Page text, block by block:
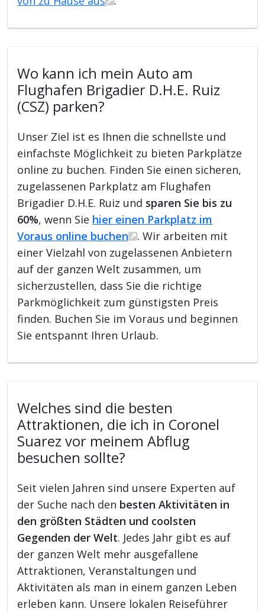
Wo kann ich mein Auto am
Flughafen Brigadier D.H.E. Ruiz
(CSZ) parken?
Unser Ziel ist es Ihnen die schnellste und
einfachste Möglichkeit zu bieten Parkplätze
online zu buchen. Finden Sie einen sicheren,
zugelassenen Parkplatz am Flughafen
Brigadier D.H.E. Ruiz und sparen Sie bis zu
60%, wenn Sie hier einen Parkplatz im
Voraus online buchen
. Wir arbeiten mit
einer Vielzahl von zugelassenen Anbietern
auf der ganzen Welt zusammen, um
sicherzustellen, dass Sie die richtige
Parkmöglichkeit zum günstigsten Preis
finden. Buchen Sie im Voraus und beginnen
Sie entspannt Ihren Urlaub.
Welches sind die besten
Attraktionen, die ich in Coronel
Suarez vor meinem Abflug
besuchen sollte?
Seit vielen Jahren sind unsere Experten auf
der Suche nach den besten Aktivitäten in
den größten Städten und coolsten
Gegenden der Welt. Jedes Jahr gibt es auf
der ganzen Welt mehr ausgefallene
Attraktionen, Veranstaltungen und
Aktivitäten als man in einem ganzen Leben
erleben kann. Unsere lokalen Reiseführer